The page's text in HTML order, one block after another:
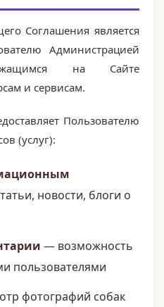
Соглашения является
Администрацией
на Сайте
и сервисам.
Пользователю
(услуг):
новости, блоги о
— возможность
пользователями
фотографий собак